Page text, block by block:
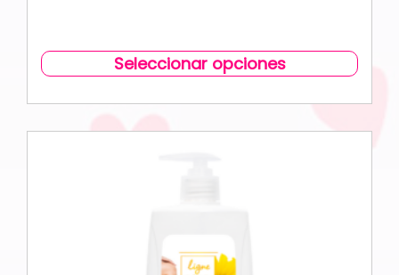
Seleccionar opciones